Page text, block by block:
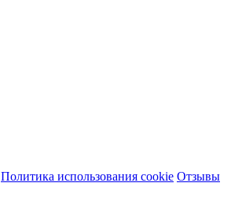
Политика использования cookie Отзывы